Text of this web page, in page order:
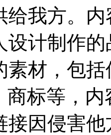
给我方。
设计制作
素材，包
商标等，
接因侵害